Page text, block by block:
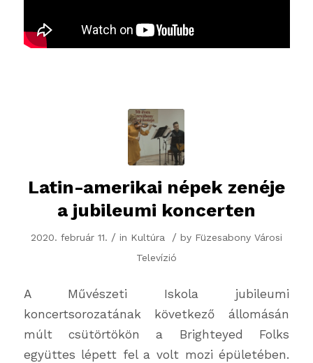
Latin-amerikai népek zenéje
a jubileumi koncerten
2020. február 11. / in Kultúra / by Füzesabony Városi
Televízió
A Művészeti Iskola jubileumi
koncertsorozatának következő állomásán
múlt csütörtökön a Brighteyed Folks
együttes lépett fel a volt mozi épületében.